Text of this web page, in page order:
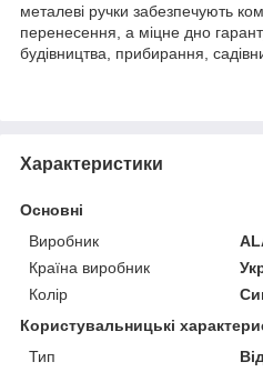
металеві ручки забезпечують
перенесення, а міцне дно
будівництва, прибирання,
Характеристики
Основні
Виробник
Країна виробник
Колір
Користувальницькі
Тип